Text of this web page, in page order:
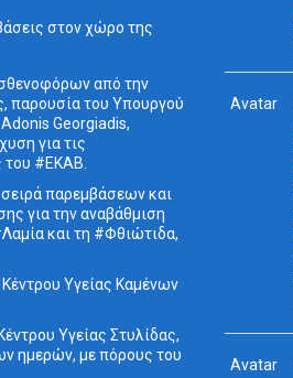
στον χώρο της
από την
παρουσία του Υπουργού
Georgiadis,
για τις
του #ΕΚΑΒ.
παρεμβάσεων και
για την αναβάθμιση
και τη #Φθιώτιδα,
Υγείας Καμένων
Υγείας Στυλίδας,
ημερών, με πόρους του
Avatar
Avatar